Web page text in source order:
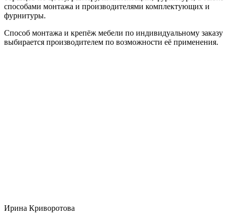
способами монтажа и производителями комплектующих и
фурнитуры.
Способ монтажа и крепёж мебели по индивидуальному заказу
выбирается производителем по возможности её применения.
Ирина Криворотова